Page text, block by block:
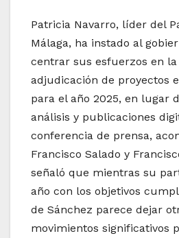
Patricia Navarro, líder del
Málaga, ha instado al
centrar sus esfuerzos en
adjudicación de proyectos
para el año 2025, en lugar
análisis y publicaciones
conferencia de prensa,
Francisco Salado y
señaló que mientras su
año con los objetivos
de Sánchez parece dejar
movimientos significativos